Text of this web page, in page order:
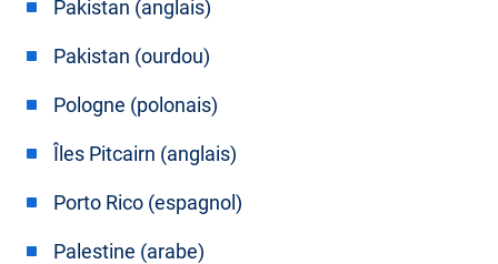
Pakistan (anglais)
Pakistan (ourdou)
Pologne (polonais)
Îles Pitcairn (anglais)
Porto Rico (espagnol)
Palestine (arabe)